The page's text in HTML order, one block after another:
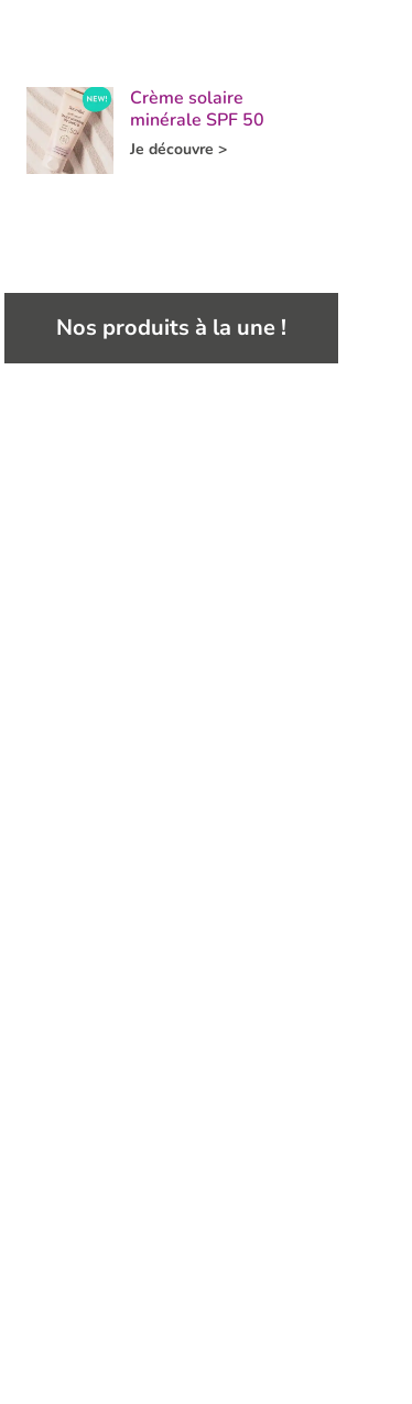
Crème solaire
minérale SPF 50
Je découvre >
Nos produits à la une !